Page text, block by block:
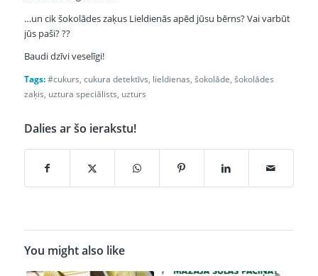
…un cik šokolādes zaķus Lieldienās apēd jūsu bērns? Vai varbūt
jūs paši???
Baudi dzīvi veselīgi!
Tags: #cukurs cukura detektīvs lieldienas šokolāde šokolādes
zaķis uztura speciālists uzturs
Dalies ar šo ierakstu!
You might also like